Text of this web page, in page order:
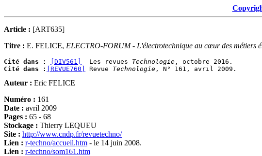
Article : [ART635]
Titre : E. FELICE, ELECTRO-FORUM - L'électrotechnique au cœur des métiers
Cité dans : [DIV561]
  Les revues
Technologie
Cité dans :
[REVUE760] Revue Technologie
Auteur : Eric FELICE
Numéro : 161
Date : avril 2009
Pages : 65 - 68
Stockage : Thierry LEQUEU
Site : http://www.cndp.fr/revuetechno/
Lien : r-techno/accueil.htm - le 14 juin 2008.
Lien : r-techno/som161.htm